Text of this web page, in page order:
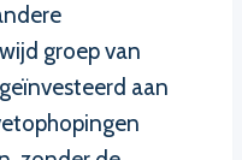
groep van
aan